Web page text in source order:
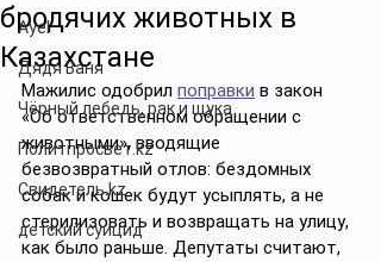
Ayel
Дядя Ваня
Чёрный лебедь, рак и щука
Политпросвет.kz
Свидетель.kz
детский суицид
бродячих животных в
Казахстане
Мажилис одобрил поправки в закон
«Об ответственном обращении с
животными», вводящие
безвозвратный отлов: бездомных
собак и кошек будут усыплять, а не
стерилизовать и возвращать на улицу,
как было раньше. Депутаты считают,